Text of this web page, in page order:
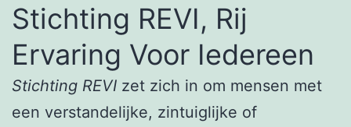
Stichting REVI, Rij
Ervaring Voor Iedereen
Stichting REVI zet zich in om mensen met
een verstandelijke, zintuiglijke of